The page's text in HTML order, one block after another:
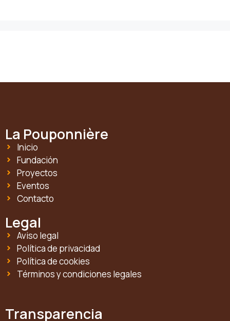
La Pouponnière
Inicio
Fundación
Proyectos
Eventos
Contacto
Legal
Aviso legal
Política de privacidad
Política de cookies
Términos y condiciones legales
Transparencia